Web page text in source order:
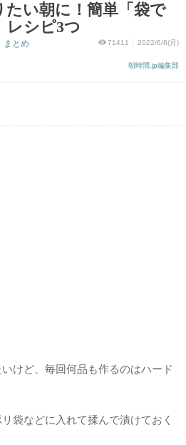
たい朝に！簡単「袋で
レシピ3つ
71411 2022/6/6(月)
朝時間.jp編集部
まとめ
けど、毎回何品も作るのはハード
袋などに入れて揉んで漬けておく